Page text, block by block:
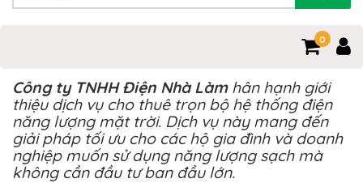
0
Công ty TNHH Điện Nhà Làmhân hạnh giới
thiệu dịch vụ cho thuê trọn bộ hệ thống điện
năng lượng mặt trời. Dịch vụ này mang đến
giải pháp tối ưu cho các hộ gia đình và doanh
nghiệp muốn sử dụng năng lượng sạch mà
không cần đầu tư ban đầu lớn.